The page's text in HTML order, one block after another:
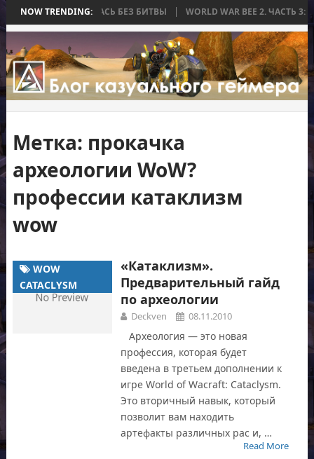
NOW TRENDING:
КОТОРАЯ ЗАКОНЧИЛАСЬ БЕЗ БИТВЫ WORLD WAR BEE 2. ЧАСТЬ
Метка: прокачка
археологии WoW?
профессии катаклизм
wow
WOW
CATACLYSM
«Катаклизм».
Предварительный гайд
по археологии
Deckven 08.11.2010
Археология — это новая
профессия, которая будет
введена в третьем дополнении к
игре World of Wacraft: Cataclysm.
Это вторичный навык, который
позволит вам находить
артефакты различных рас и, …
Read More